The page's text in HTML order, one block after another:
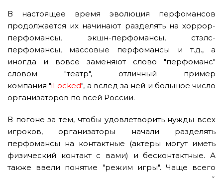
В настоящее время эволюция перфомансов
продолжается их начинают разделять на хоррор-
перфомансы, экшн-перфомансы, стэлс-
перфомансы, массовые перфомансы и т.д., а
иногда и вовсе заменяют слово "перфоманс"
словом "театр", отличный пример
компания "iLocked", а вслед за ней и большое число
организаторов по всей России.
В погоне за тем, чтобы удовлетворить нужды всех
игроков, организаторы начали разделять
перфомансы на контактные (актеры могут иметь
физический контакт с вами) и бесконтактные. А
также ввели понятие "режим игры". Чаще всего